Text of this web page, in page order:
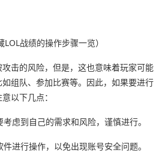
击的风险，但是，这也意味着玩家可能
组队、参加比赛等。因此，如果要进行
以下几点：
虑到自己的需求和风险，谨慎进行。
进行操作，以免出现账号安全问题。